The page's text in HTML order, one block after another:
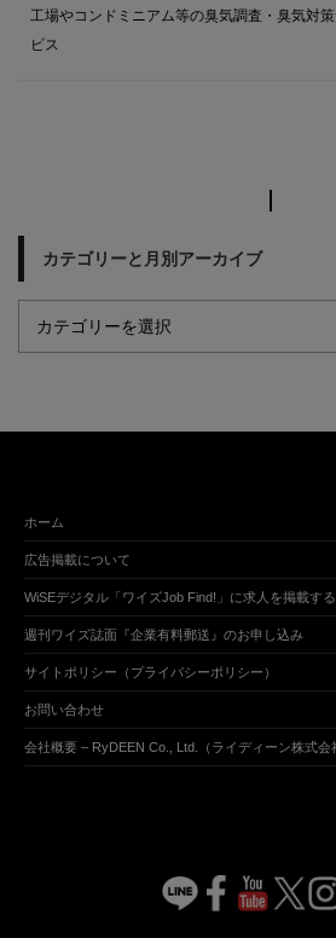
工場やコンドミニアム等の臭気調査・臭気対
ビス
カテゴリーと月別アーカイブ
ホーム
広告掲載について
WiSEデジタル「ワイズJob Find!」に求人を掲載する
週刊ワイズ誌面『企業有料郵送』のお申し込み
サイトポリシー（プライバシーポリシー）
お問い合わせ
会社概要 – RyDEEN Co., Ltd.（ライディーン株式会